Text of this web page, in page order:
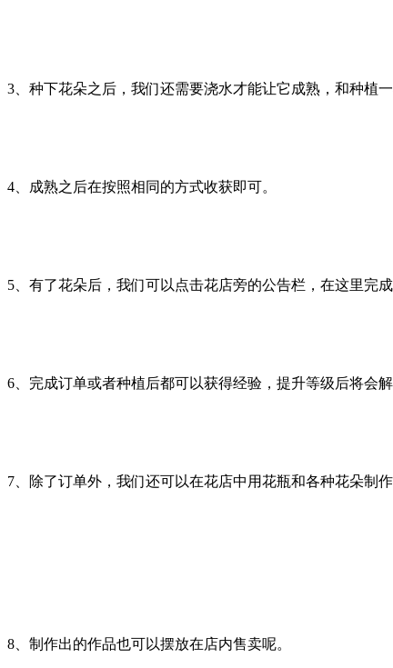
3、种下花朵之后，我们还需要浇水才能让它成熟，和种植
4、成熟之后在按照相同的方式收获即可。
5、有了花朵后，我们可以点击花店旁的公告栏，在这里完成
6、完成订单或者种植后都可以获得经验，提升等级后将会解
7、除了订单外，我们还可以在花店中用花瓶和各种花朵制作
8、制作出的作品也可以摆放在店内售卖呢。